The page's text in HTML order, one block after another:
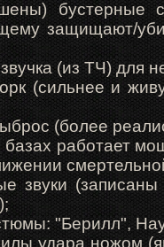
бустерные
защищают/
(из ТЧ) для
(сильнее и
(более
работает
звуки
"Берилл",
удара ножом